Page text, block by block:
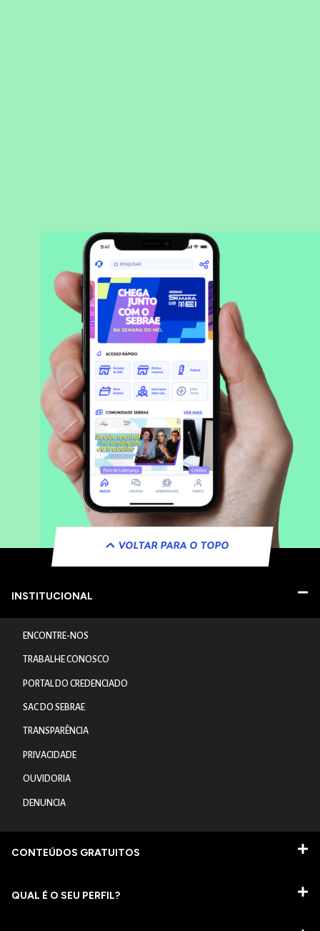
VOLTAR PARA O TOPO
INSTITUCIONAL
ENCONTRE-NOS
TRABALHE CONOSCO
PORTAL DO CREDENCIADO
SAC DO SEBRAE
TRANSPARÊNCIA
PRIVACIDADE
OUVIDORIA
DENUNCIA
CONTEÚDOS GRATUITOS
QUAL É O SEU PERFIL?